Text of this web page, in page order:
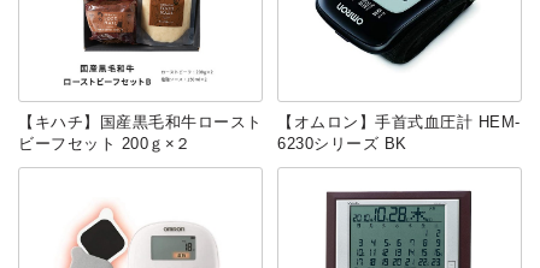
【キハチ】国産黒毛和牛ロースト
ビーフセット 200ｇ×２
【オムロン】手首式血圧計 HEM-
6230シリーズ BK